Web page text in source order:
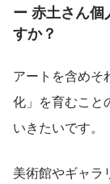
ー 赤土さん
すか？
アートを含めそ
化」を育むこと
いきたいです。
美術館やギャラ